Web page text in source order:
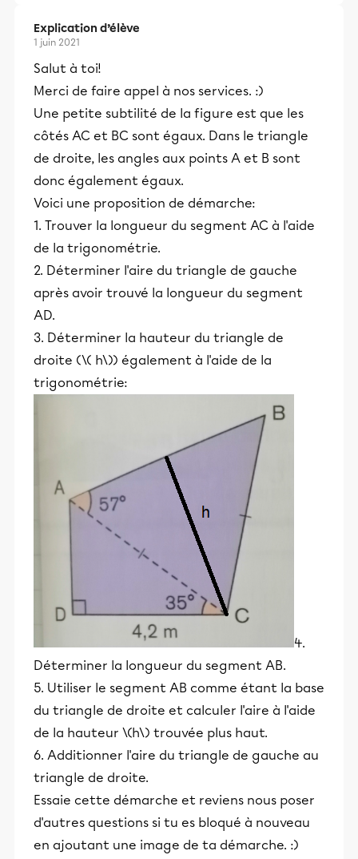
Explication d’élève
1 juin 2021
Salut à toi!
Merci de faire appel à nos services. :)
Une petite subtilité de la figure est que les
côtés AC et BC sont égaux. Dans le triangle
de droite, les angles aux points A et B sont
donc également égaux.
Voici une proposition de démarche:
1. Trouver la longueur du segment AC à l'aide
de la trigonométrie.
2. Déterminer l'aire du triangle de gauche
après avoir trouvé la longueur du segment
AD.
3. Déterminer la hauteur du triangle de
droite (\( h\)) également à l'aide de la
trigonométrie:
4.
Déterminer la longueur du segment AB.
5. Utiliser le segment AB comme étant la base
du triangle de droite et calculer l'aire à l'aide
de la hauteur \(h\) trouvée plus haut.
6. Additionner l'aire du triangle de gauche au
triangle de droite.
Essaie cette démarche et reviens nous poser
d'autres questions si tu es bloqué à nouveau
en ajoutant une image de ta démarche. :)